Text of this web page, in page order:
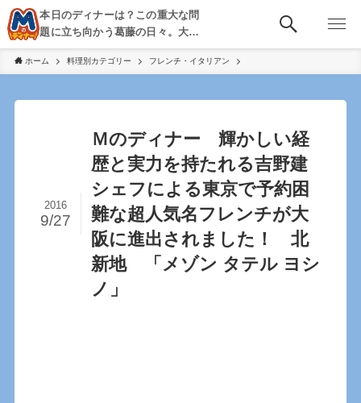
本日のディナーは？この重大な問
題に立ち向かう葛藤の日々。大
阪・京都・神戸を中心とした食べ
歩き、飲み歩きを綴る。
ホーム 料理別カテゴリー フレンチ・イタリアン
Ｍのディナー 輝かしい経
歴と実力を持たれる吉野建
シェフによる東京で予約困
難な超人気名フレンチが大
阪に進出されました！ 北
新地 「メゾン タテル ヨシ
ノ」
2016
9/27